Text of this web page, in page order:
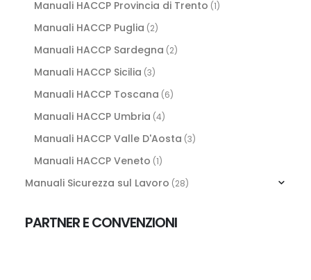
Manuali HACCP Provincia di Trento (1)
Manuali HACCP Puglia (2)
Manuali HACCP Sardegna (2)
Manuali HACCP Sicilia (3)
Manuali HACCP Toscana (6)
Manuali HACCP Umbria (4)
Manuali HACCP Valle D'Aosta (3)
Manuali HACCP Veneto (1)
Manuali Sicurezza sul Lavoro (28)
PARTNER E CONVENZIONI